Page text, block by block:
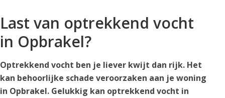
Last van optrekkend vocht
in Opbrakel?
Optrekkend vocht ben je liever kwijt dan rijk. Het
kan behoorlijke schade veroorzaken aan je woning
in Opbrakel. Gelukkig kan optrekkend vocht in